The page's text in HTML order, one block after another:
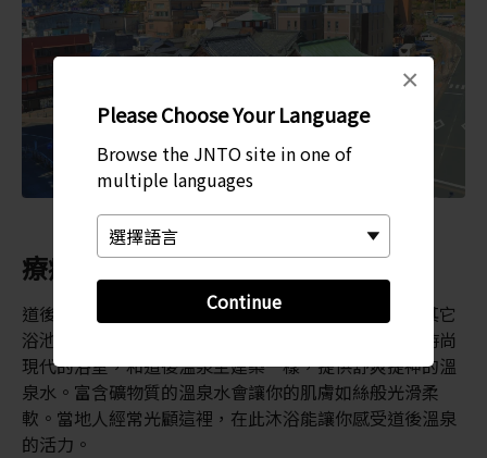
Please Choose Your Language
Browse the JNTO site in one of
multiple languages
Continue
×
療癒之水
道後溫泉主建築是這個地區的主要景點，但也有很多其它
浴池可供你享受沐浴的樂趣。參觀椿之湯，這是一家時尚
現代的浴室，和道後溫泉主建築一樣，提供舒爽提神的溫
泉水。富含礦物質的溫泉水會讓你的肌膚如絲般光滑柔
軟。當地人經常光顧這裡，在此沐浴能讓你感受道後溫泉
的活力。